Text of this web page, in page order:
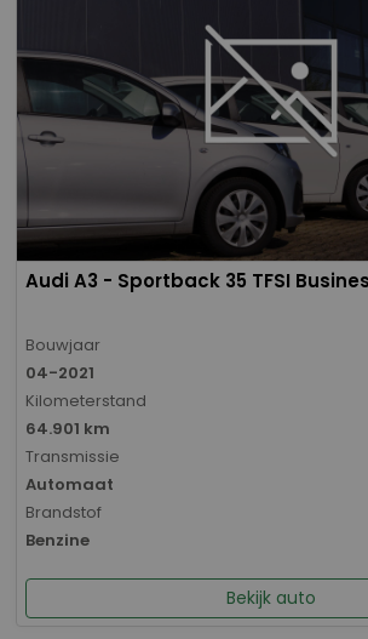
Audi A3 - Sportback 35 TFSI
Bouwjaar
04-2021
Kilometerstand
64.901 km
Transmissie
Automaat
Brandstof
Benzine
Bekijk auto